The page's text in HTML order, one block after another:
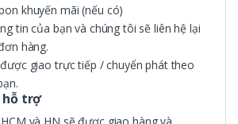
khuyến mãi (nếu có)
tin của bạn và chúng tôi sẽ liên hệ lại
hàng.
giao trực tiếp / chuyển phát theo
hỗ trợ
và HN sẽ được giao hàng và